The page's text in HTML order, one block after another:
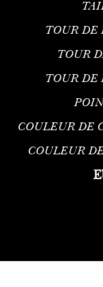
TOUR
TOUR
TOUR DE
COULEUR DE
COULEUR